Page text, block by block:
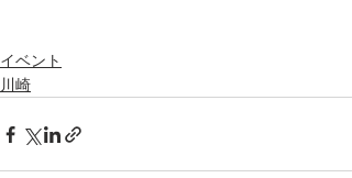
イベント
川崎